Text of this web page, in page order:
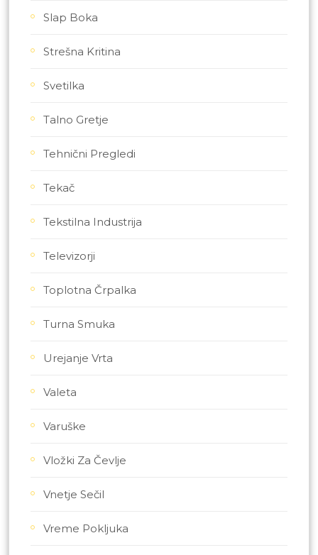
Slap Boka
Strešna Kritina
Svetilka
Talno Gretje
Tehnični Pregledi
Tekač
Tekstilna Industrija
Televizorji
Toplotna Črpalka
Turna Smuka
Urejanje Vrta
Valeta
Varuške
Vložki Za Čevlje
Vnetje Sečil
Vreme Pokljuka